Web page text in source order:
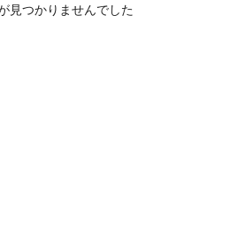
見つかりませんでした